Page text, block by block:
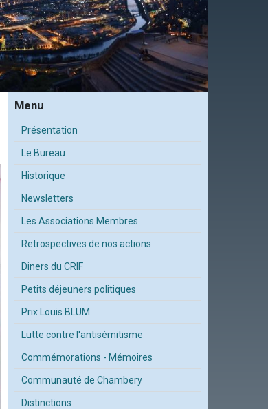
Menu
Présentation
Le Bureau
Historique
Newsletters
Les Associations Membres
Retrospectives de nos actions
Diners du CRIF
Petits déjeuners politiques
Prix Louis BLUM
Lutte contre l'antisémitisme
Commémorations - Mémoires
Communauté de Chambery
Distinctions